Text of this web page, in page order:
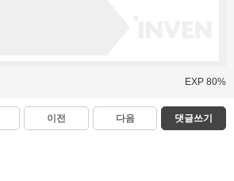
EXP 80%
이전 다음 댓글쓰기